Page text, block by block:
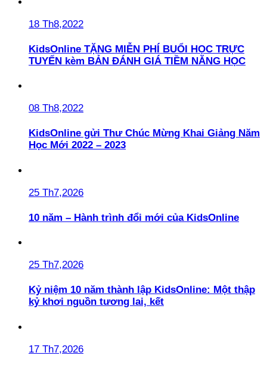
18 Th8,2022
KidsOnline TẶNG MIỄN PHÍ BUỔI HỌC TRỰC
TUYẾN kèm BẢN ĐÁNH GIÁ TIỀM NĂNG HỌC
08 Th8,2022
KidsOnline gửi Thư Chúc Mừng Khai Giảng Năm
Học Mới 2022 – 2023
25 Th7,2026
10 năm – Hành trình đổi mới của KidsOnline
25 Th7,2026
Kỷ niệm 10 năm thành lập KidsOnline: Một thập
kỷ khơi nguồn tương lai, kết
17 Th7,2026